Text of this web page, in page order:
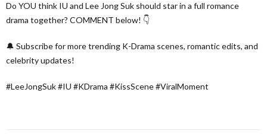
Do YOU think IU and Lee Jong Suk should star in a full romance
drama together? COMMENT below! 👇
🔔 Subscribe for more trending K-Drama scenes, romantic edits, and
celebrity updates!
#LeeJongSuk #IU #KDrama #KissScene #ViralMoment